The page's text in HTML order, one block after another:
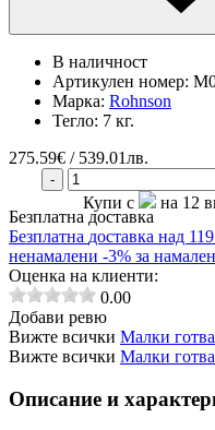
В наличност
Артикулен номер:
Марка: Rohnson
Тегло: 7 кг.
275.59€ / 539.01лв.
-
Купи с на 12
Безплатна доставка
Безплатна доставка над
ненамалени -3% за
Оценка на клиенти:
0.00
Добави ревю
Вижте всички Малки
Вижте всички Малки
Описание и